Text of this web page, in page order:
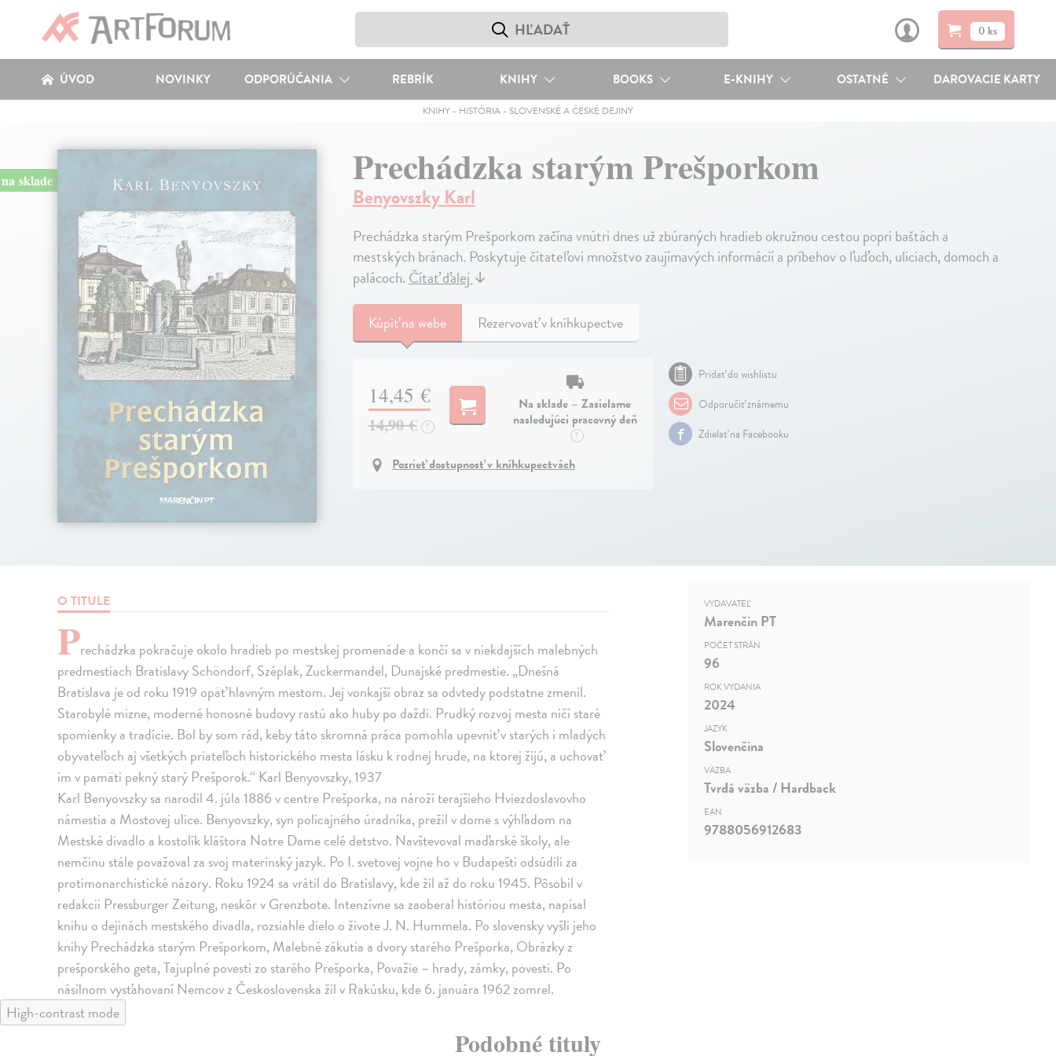
0 ks
ÚVOD NOVINKY ODPORÚČANIA REBRÍK KNIHY BOOKS E-KNIHY OSTATNÉ DAROVACIE KARTY
KNIHY- HISTÓRIA- SLOVENSKÉ A ČESKÉ DEJINY
na sklade Prechádzka starým Prešporkom
Benyovszky Karl
Prechádzka starým Prešporkom začína vnútri dnes už zbúraných hradieb okružnou cestou popri baštách a
mestských bránach. Poskytuje čitateľovi množstvo zaujímavých informácií a príbehov o ľuďoch, uliciach, domoch a
palácoch.Čítať ďalej↓
Kúpiťna webe Rezervovať v kníhkupectve
14,45 €
14,90 € ?
Na sklade – Zasielame
nasledujúci pracovný deň
?
Pozrieť dostupnosť v kníhkupectvách
Pridať do wishlistu
Odporučiť známemu
Zdielať na Facebooku
O TITULE
Prechádzka pokračuje okolo hradieb po mestskej promenáde a končí sa v niekdajších malebných
predmestiach Bratislavy Schöndorf, Széplak, Zuckermandel, Dunajské predmestie. „Dnešná
Bratislava je od roku 1919 opäť hlavným mestom. Jej vonkajší obraz sa odvtedy podstatne zmenil.
Starobylé mizne, moderné honosné budovy rastú ako huby po daždi. Prudký rozvoj mesta ničí staré
spomienky a tradície. Bol by som rád, keby táto skromná práca pomohla upevniť v starých i mladých
obyvateľoch aj všetkých priateľoch historického mesta lásku k rodnej hrude, na ktorej žijú, a uchovať
im v pamäti pekný starý Prešporok.“ Karl Benyovszky, 1937
Karl Benyovszky sa narodil 4. júla 1886 v centre Prešporka, na nároží terajšieho Hviezdoslavovho
námestia a Mostovej ulice. Benyovszky, syn policajného úradníka, prežil v dome s výhľadom na
Mestské divadlo a kostolík kláštora Notre Dame celé detstvo. Navštevoval maďarské školy, ale
nemčinu stále považoval za svoj materinský jazyk. Po I. svetovej vojne ho v Budapešti odsúdili za
protimonarchistické názory. Roku 1924 sa vrátil do Bratislavy, kde žil až do roku 1945. Pôsobil v
redakcii Pressburger Zeitung, neskôr v Grenzbote. Intenzívne sa zaoberal históriou mesta, napísal
knihu o dejinách mestského divadla, rozsiahle dielo o živote J. N. Hummela. Po slovensky vyšli jeho
knihy Prechádzka starým Prešporkom, Malebné zákutia a dvory starého Prešporka, Obrázky z
prešporského geta, Tajuplné povesti zo starého Prešporka, Považie – hrady, zámky, povesti. Po
násilnom vysťahovaní Nemcov z Československa žil v Rakúsku, kde 6. januára 1962 zomrel.
VYDAVATEĽ
Marenčin PT
POČET STRÁN
96
ROK VYDANIA
2024
JAZYK
Slovenčina
VÄZBA
Tvrdá väzba / Hardback
EAN
9788056912683
High-contrast mode
Podobné tituly